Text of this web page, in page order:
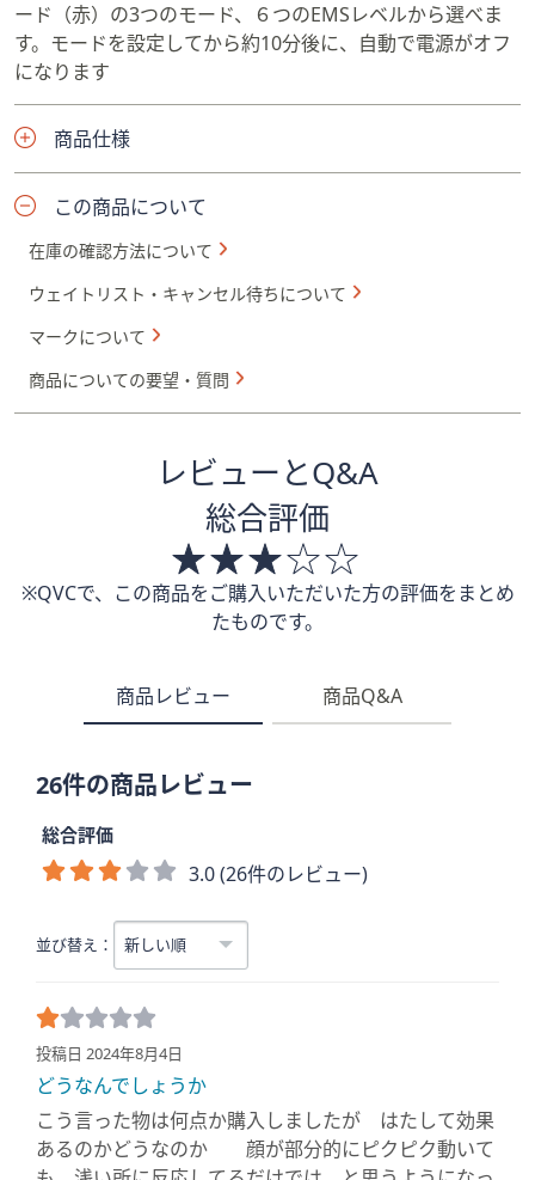
ード（赤）の3つのモード、６つのEMSレベルから選べま
す。モードを設定してから約10分後に、自動で電源がオフ
になります
商品仕様
この商品について
在庫の確認方法について
ウェイトリスト・キャンセル待ちについて
マークについて
商品についての要望・質問
レビューとQ&A
総合評価
※QVCで、この商品をご購入いただいた方の評価をまとめ
たものです。
商品レビュー 商品Q&A
26件の商品レビュー
総合評価
3.0 (26件のレビュー)
並び替え：
投稿日 2024年8月4日
どうなんでしょうか
こう言った物は何点か購入しましたが はたして効果
あるのかどうなのか 顔が部分的にピクピク動いて